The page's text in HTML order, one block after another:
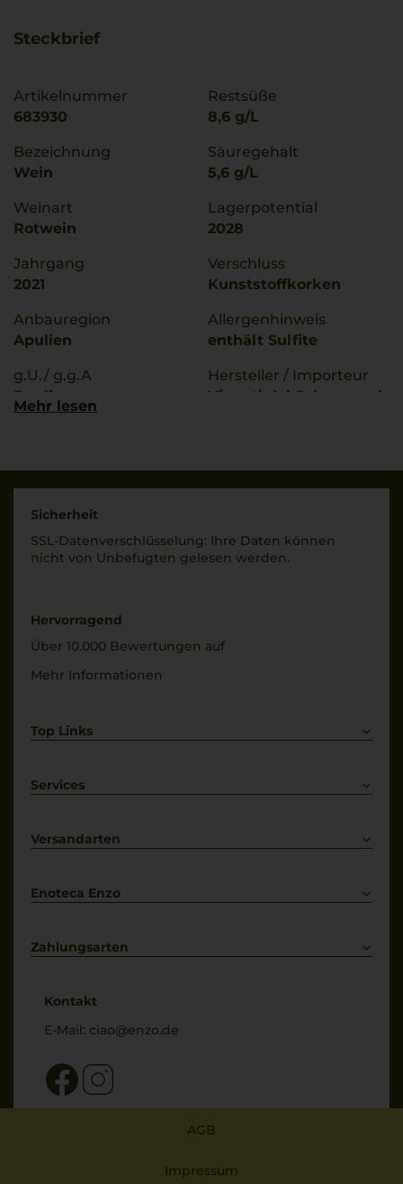
Steckbrief
Artikelnummer
683930
Bezeichnung
Wein
Weinart
Rotwein
Jahrgang
2021
Anbauregion
Apulien
g.U./ g.g.A
Puglia
Protetta
Rebsorten
Trinktemperatur
Alkoholgehalt
13,5 % Vol.
Restsüße
8,6 g/L
Säuregehalt
5,6 g/L
Lagerpotential
2028
Verschluss
Kunststoffkorken
Allergenhinweis
enthält Sulfite
Hersteller / Importeur
Vigneti del Salento s.r.l.
Italien
Geschmack
Mehr lesen
Sicherheit
SSL-Daten­verschlüs­selung: Ihre Daten können
nicht von Unbe­fugten gelesen werden.
Hervorragend
Über 10.000 Bewertungen auf
Mehr Informationen
Top Links
Weißwein
Services
Kontakt
Versandarten
Enoteca Enzo
Bewertungs-Richtlinien
Zahlungsarten
Kontakt
E-Mail: ciao@enzo.de
AGB
Impressum